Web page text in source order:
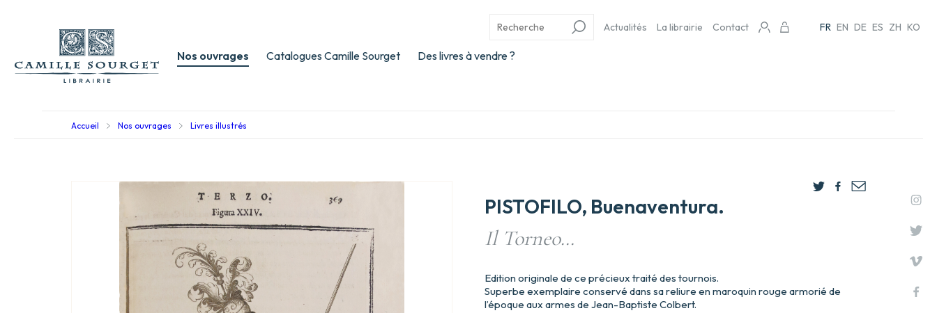
Nos ouvrages Catalogues Camille Sourget Des livres à vendre ?
Actualités La librairie Contact FR EN DE ES ZH KO
Accueil Nos ouvrages Livres illustrés
PISTOFILO, Buenaventura.
Il Torneo…
Edition originale de ce précieux traité des tournois.
Superbe exemplaire conservé dans sa reliure en maroquin rouge armorié de
l’époque aux armes de Jean-Baptiste Colbert.